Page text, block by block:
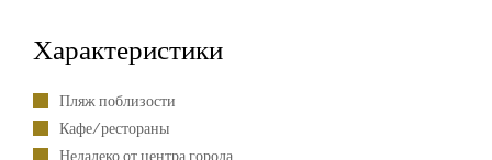
Характеристики
Пляж поблизости
Кафе/рестораны
Недалеко от центра города